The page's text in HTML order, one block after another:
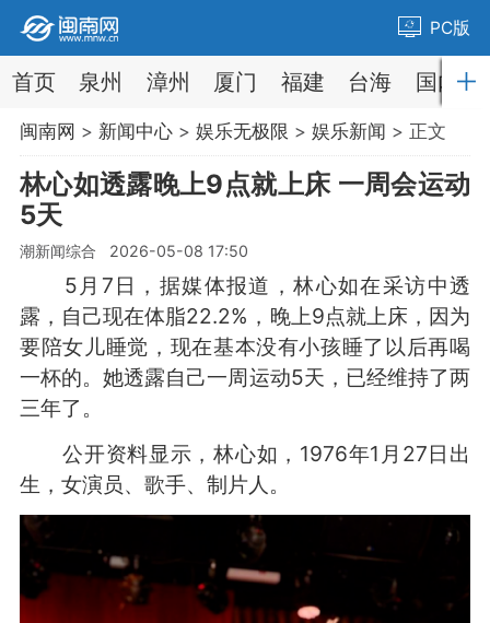
PC版
首页 泉州 漳州 厦门 福建 台海 国内
闽南网 > 新闻中心> 娱乐无极限 > 娱乐新闻 > 正文
林心如透露晚上9点就上床 一周会运动
5天
潮新闻综合 2026-05-08 17:50
5月7日，据媒体报道，林心如在采访中透
露，自己现在体脂22.2%，晚上9点就上床，因为
要陪女儿睡觉，现在基本没有小孩睡了以后再喝
一杯的。她透露自己一周运动5天，已经维持了两
三年了。
公开资料显示，林心如，1976年1月27日出
生，女演员、歌手、制片人。